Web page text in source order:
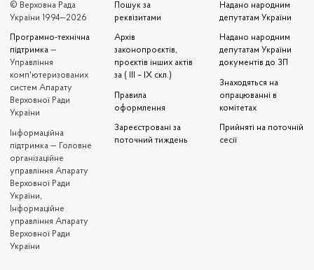
© Верховна Рада
України 1994—2026
Програмно-технічна
підтримка —
Управління
комп'ютеризованих
систем Апарату
Верховної Ради
України
Iнформаційна
підтримка — Головне
організаційне
управління Апарату
Верховної Ради
України,
Інформаційне
управління Апарату
Верховної Ради
України
Пошук за
реквізитами
Архів
законопроєктів,
проєктів інших актів
за ( III – IX скл.)
Правила
оформлення
Зареєстровані за
поточний тиждень
Надано народним
депутатам України
Надано народним
депутатам України
документів до ЗП
Знаходяться на
опрацюванні в
комітетах
Прийняті на поточній
сесії